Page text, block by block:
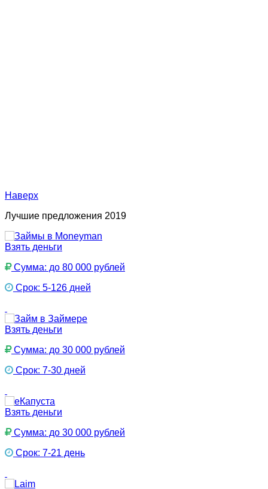
Наверх
Лучшие предложения 2019
Взять деньги
Сумма: до 80 000 рублей
Срок: 5-126 дней
Взять деньги
Сумма: до 30 000 рублей
Срок: 7-30 дней
Взять деньги
Сумма: до 30 000 рублей
Срок: 7-21 день